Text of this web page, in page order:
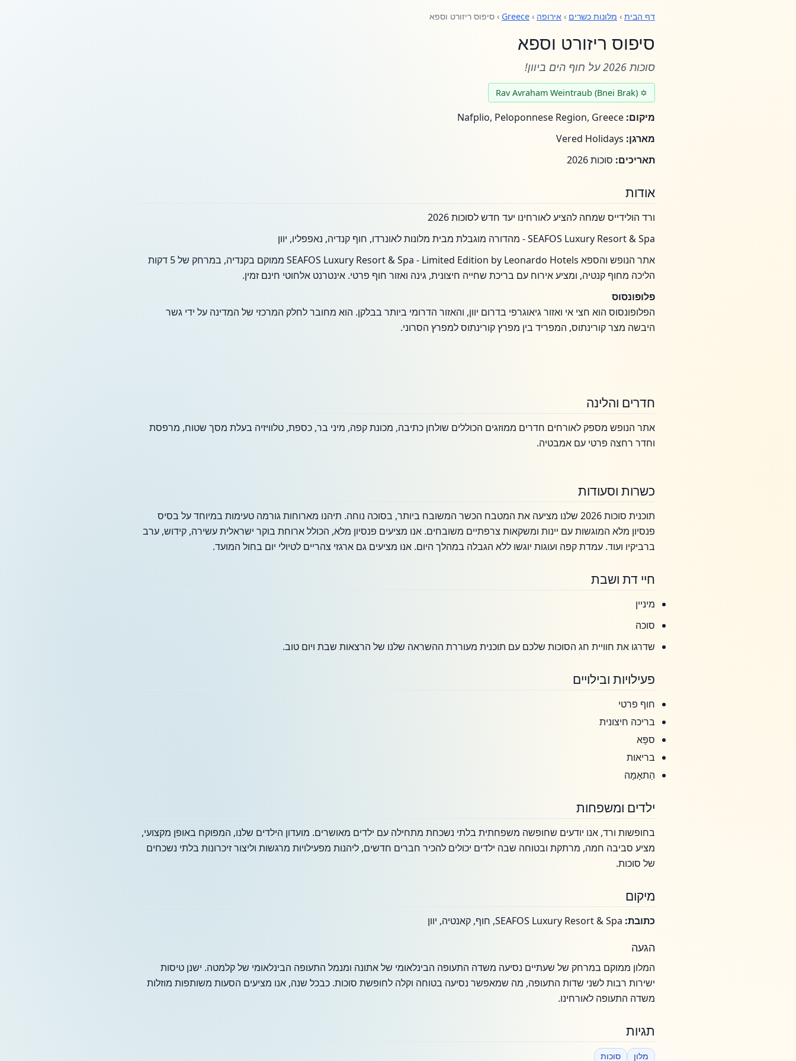
דף הבית › מלונות כשרים › אירופה ›
Greece › סיפוס ריזורט וספא
סיפוס ריזורט וספא
סוכות 2026 על חוף הים ביוון!
✡ Rav Avraham Weintraub (Bnei Brak)
מיקום:
מארגן:
תאריכים: סוכות 2026
אודות
ורד הולידייס שמחה להציע לאורחינו יעד חדש לסוכות 2026
SEAFOS Luxury Resort & Spa - מהדורה מוגבלת מבית מלונות לאונרדו, חוף קנדיה, נאפפליו, יוון
אתר הנופש והספא SEAFOS Luxury Resort & Spa - Limited Edition by Leonardo Hotels ממוקם בקנדיה, במרחק של 5 דקות
הליכה מחוף קנטיה, ומציע אירוח עם בריכת שחייה חיצונית, גינה ואזור חוף פרטי. אינטרנט אלחוטי חינם זמין.
פלופונסוס
הפלופונסוס הוא חצי אי ואזור גיאוגרפי בדרום יוון, והאזור הדרומי ביותר בבלקן. הוא מחובר לחלק המרכזי של המדינה על ידי גשר
היבשה מצר קורינתוס, המפריד בין מפרץ קורינתוס למפרץ הסרוני.
חדרים והלינה
אתר הנופש מספק לאורחים חדרים ממוזגים הכוללים שולחן כתיבה, מכונת קפה, מיני בר, כספת, טלוויזיה בעלת מסך שטוח, מרפסת
וחדר רחצה פרטי עם אמבטיה.
כשרות וסעודות
תוכנית סוכות 2026 שלנו מציעה את המטבח הכשר המשובח ביותר, בסוכה נוחה. תיהנו מארוחות גורמה טעימות במיוחד על בסיס
פנסיון מלא המוגשות עם יינות ומשקאות צרפתיים משובחים. אנו מציעים פנסיון מלא, הכולל ארוחת בוקר ישראלית עשירה, קידוש, ערב
ברביקיו ועוד. עמדת קפה ועוגות יוגשו ללא הגבלה במהלך היום. אנו מציעים גם ארגזי צהריים לטיולי יום בחול המועד.
חיי דת ושבת
מיניין
סוכה
שדרגו את חוויית חג הסוכות שלכם עם תוכנית מעוררת ההשראה שלנו של הרצאות שבת ויום טוב.
פעילויות ובילויים
חוף פרטי
בריכה חיצונית
ספָּא
בריאות
הַתאָמָה
ילדים ומשפחות
בחופשות ורד, אנו יודעים שחופשה משפחתית בלתי נשכחת מתחילה עם ילדים מאושרים. מועדון הילדים שלנו, המפוקח באופן מקצועי,
מציע סביבה חמה, מרתקת ובטוחה שבה ילדים יכולים להכיר חברים חדשים, ליהנות מפעילויות מרגשות וליצור זיכרונות בלתי נשכחים
של סוכות.
מיקום
כתובת:
הגעה
המלון ממוקם במרחק של שעתיים נסיעה משדה התעופה הבינלאומי של אתונה ומנמל התעופה הבינלאומי של קלמטה. ישנן טיסות
ישירות רבות לשני שדות התעופה, מה שמאפשר נסיעה בטוחה וקלה לחופשת סוכות. כבכל שנה, אנו מציעים הסעות משותפות מוזלות
משדה התעופה לאורחינו.
תגיות
מלון סוכות